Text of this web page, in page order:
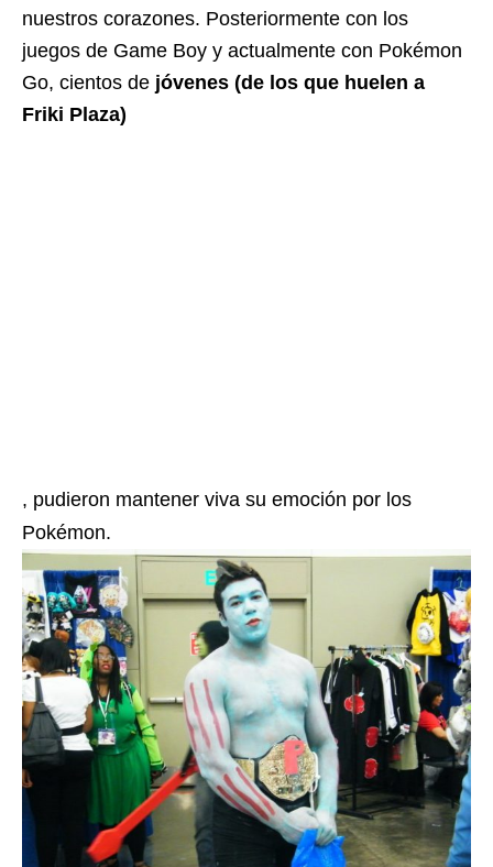
nuestros corazones. Posteriormente con los
juegos de Game Boy y actualmente con Pokémon
Go, cientos de jóvenes (de los que huelen a
Friki Plaza)
, pudieron mantener viva su emoción por los
Pokémon.